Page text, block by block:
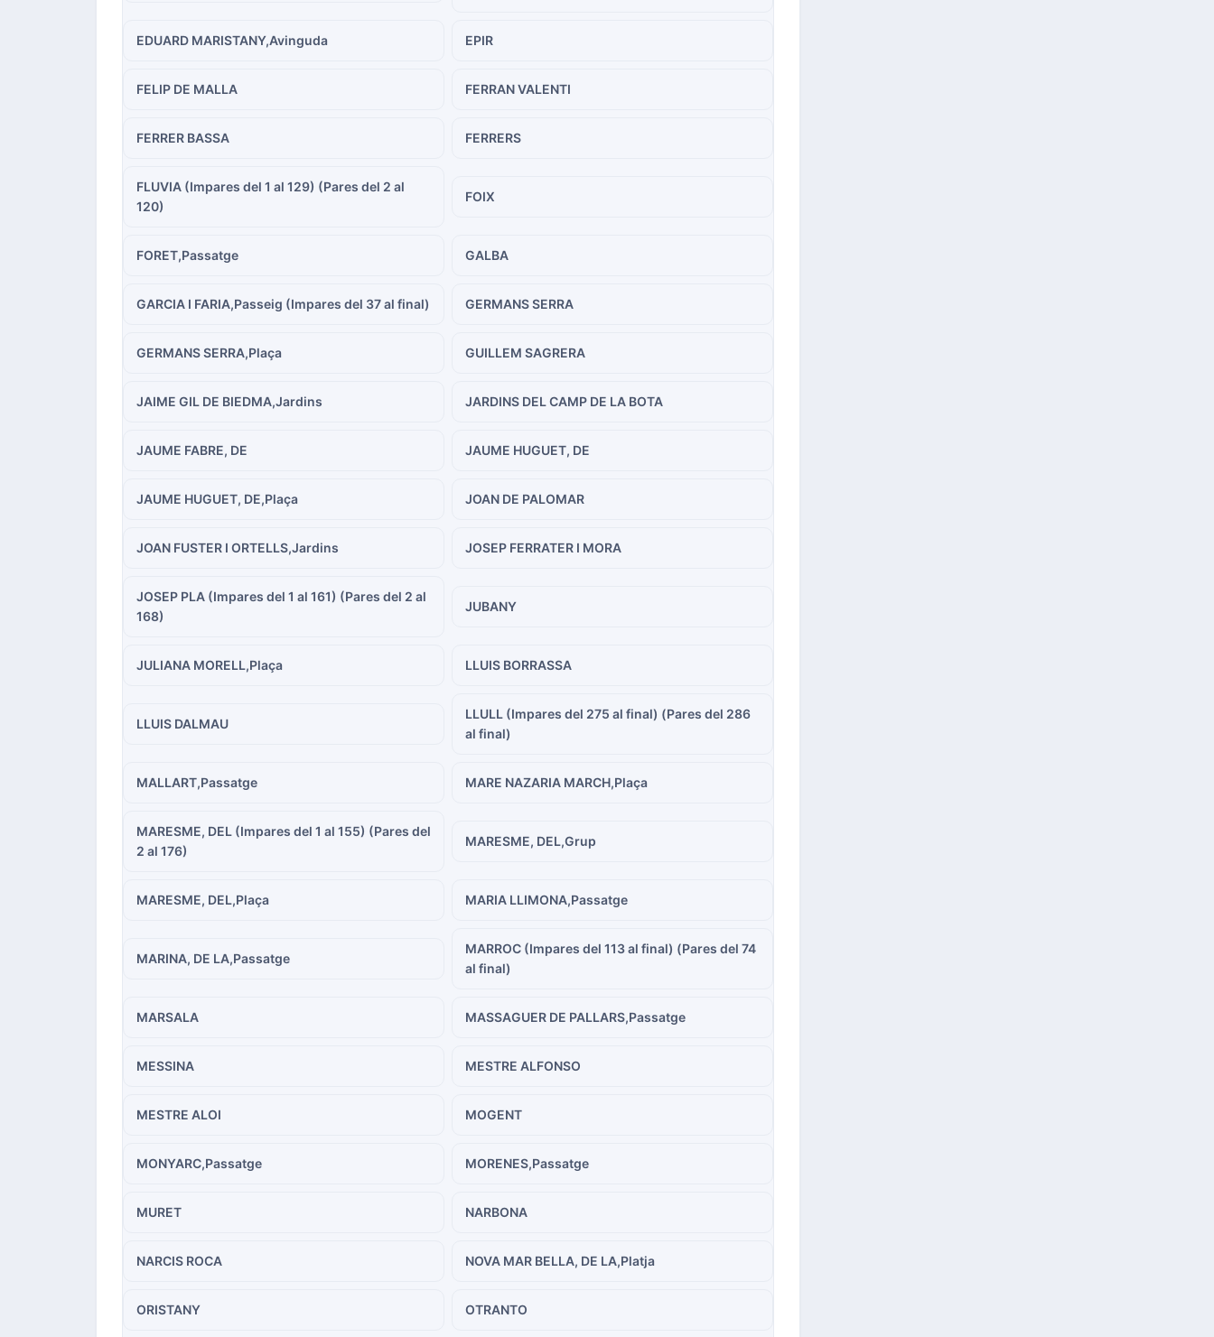
EDUARD MARISTANY,Avinguda EPIR
FELIP DE MALLA FERRAN VALENTI
FERRER BASSA FERRERS
FLUVIA (Impares del 1 al 129) (Pares del 2 al
120)
FOIX
FORET,Passatge GALBA
GARCIA I FARIA,Passeig (Impares del 37 al final) GERMANS SERRA
GERMANS SERRA,Plaça GUILLEM SAGRERA
JAIME GIL DE BIEDMA,Jardins JARDINS DEL CAMP DE LA BOTA
JAUME FABRE, DE JAUME HUGUET, DE
JAUME HUGUET, DE,Plaça JOAN DE PALOMAR
JOAN FUSTER I ORTELLS,Jardins JOSEP FERRATER I MORA
JOSEP PLA (Impares del 1 al 161) (Pares del 2 al
168)
JUBANY
JULIANA MORELL,Plaça LLUIS BORRASSA
LLUIS DALMAU
LLULL (Impares del 275 al final) (Pares del 286
al final)
MALLART,Passatge MARE NAZARIA MARCH,Plaça
MARESME, DEL (Impares del 1 al 155) (Pares del
2 al 176)
MARESME, DEL,Grup
MARESME, DEL,Plaça MARIA LLIMONA,Passatge
MARINA, DE LA,Passatge
MARROC (Impares del 113 al final) (Pares del 74
al final)
MARSALA MASSAGUER DE PALLARS,Passatge
MESSINA MESTRE ALFONSO
MESTRE ALOI MOGENT
MONYARC,Passatge MORENES,Passatge
MURET NARBONA
NARCIS ROCA NOVA MAR BELLA, DE LA,Platja
ORISTANY OTRANTO